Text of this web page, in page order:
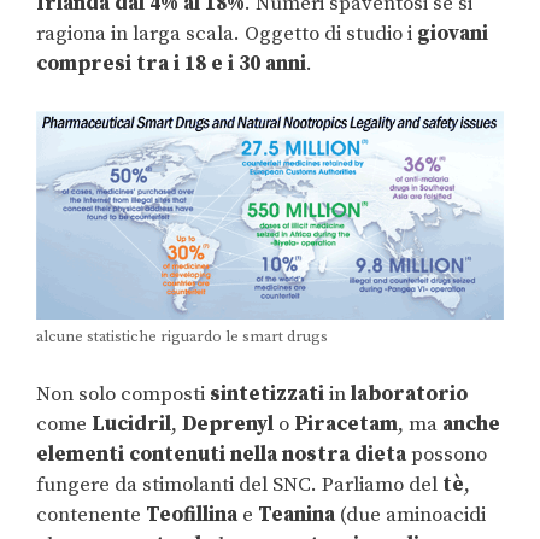
ragiona in larga scala. Oggetto di studio i giovani
compresi tra i 18 e i 30 anni.
alcune statistiche riguardo le smart drugs
Non solo composti sintetizzatiinlaboratorio
come Lucidril, Deprenyl o Piracetam, ma anche
elementi contenuti nella nostra dietapossono
fungere da stimolanti del SNC. Parliamo del tè,
contenente Teofillina e Teanina (due aminoacidi